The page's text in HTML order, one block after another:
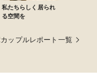
円〜
トコースをご用意。
私たちらしく居られ
る空間を
ップルレポート一覧